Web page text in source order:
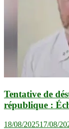
Tentative de
république :
18/08/202517/08/